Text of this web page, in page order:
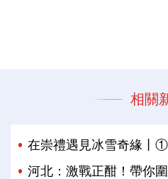
相關
在崇禮遇見冰雪奇緣丨
河北：激戰正酣！帶你